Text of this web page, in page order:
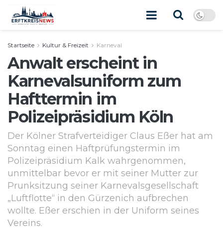
Startseite Kultur & Freizeit Karneval
Anwalt erscheint in
Karnevalsuniform zum
Hafttermin im
Polizeipräsidium Köln
Der Kölner Strafverteidiger Claus Eßer hat am
Sonntag einen Haftprüfungstermin im
Polizeipräsidium Kalk wahrgenommen,
unmittelbar bevor er mit seiner Mutter zur
Prunksitzung seiner Karnevalsgesellschaft
„Luftflotte“ in den Gürzenich aufbrechen
wollte. Eßer erschien in der Uniform seines
Vereins.